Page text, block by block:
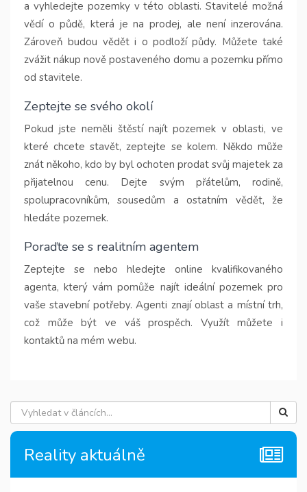
a vyhledejte pozemky v této oblasti. Stavitelé možná
vědí o půdě, která je na prodej, ale není inzerována.
Zároveň budou vědět i o podloží půdy. Můžete také
zvážit nákup nově postaveného domu a pozemku přímo
od stavitele.
Zeptejte se svého okolí
Pokud jste neměli štěstí najít pozemek v oblasti, ve
které chcete stavět, zeptejte se kolem. Někdo může
znát někoho, kdo by byl ochoten prodat svůj majetek za
přijatelnou cenu. Dejte svým přátelům, rodině,
spolupracovníkům, sousedům a ostatním vědět, že
hledáte pozemek.
Poraďte se s realitním agentem
Zeptejte se nebo hledejte online kvalifikovaného
agenta, který vám pomůže najít ideální pozemek pro
vaše stavební potřeby. Agenti znají oblast a místní trh,
což může být ve váš prospěch. Využít můžete i
kontaktů na mém webu.
Reality aktuálně